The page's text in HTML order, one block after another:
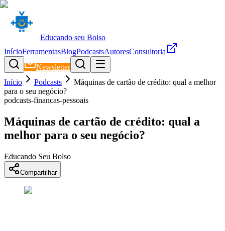
Educando seu Bolso
InícioFerramentasBlogPodcastsAutoresConsultoria
Newsletter
Início
Podcasts
Máquinas de cartão de crédito: qual a melhor
para o seu negócio?
podcasts-financas-pessoais
Máquinas de cartão de crédito: qual a
melhor para o seu negócio?
Educando Seu Bolso
Compartilhar